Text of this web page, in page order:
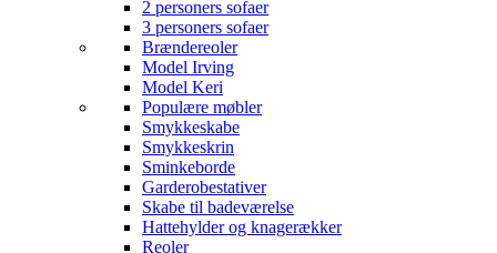
2 personers sofaer
3 personers sofaer
Brændereoler
Model Irving
Model Keri
Populære møbler
Smykkeskabe
Smykkeskrin
Sminkeborde
Garderobestativer
Skabe til badeværelse
Hattehylder og knagerækker
Reoler